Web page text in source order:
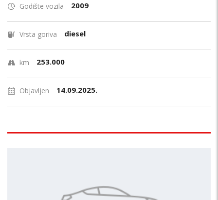
Godište vozila 2009
Vrsta goriva diesel
km 253.000
Objavljen 14.09.2025.